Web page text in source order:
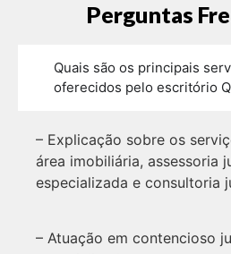
Perguntas
Quais são os principais
oferecidos pelo escritório
– Explicação sobre os
área imobiliária, assessoria
especializada e consultoria
– Atuação em contencioso